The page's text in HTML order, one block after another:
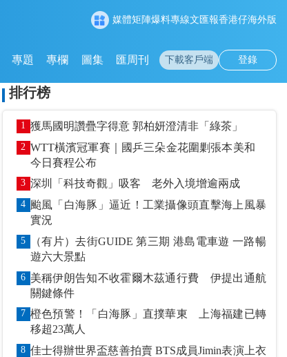
媒體矩陣爆料專線文匯報香港仔海外版
專題 專欄 圖集 匯周刊 下載客戶端 登錄
排行榜
1 獲馬國明讚疊字得意 郭柏妍澄清非「綠茶」
2 WTT橫濱冠軍賽｜國乒三朵金花圍剿張本美和
今日賽程公布
3 深圳「科技奇觀」吸客 老外入境增逾兩成
4 颱風「白海豚」逼近！工業攝像頭直擊海上風暴
實況
5
（有片）去街GUIDE 第三期 港島電車遊 一路暢
遊六大景點
6 美稱伊朗告知不收霍爾木茲通行費 伊提出通航
關鍵條件
7 橙色預警！「白海豚」直撲華東 上海福建已轉
移超23萬人
8 佳士得辦世界盃慈善拍賣 BTS成員Jimin表演上衣